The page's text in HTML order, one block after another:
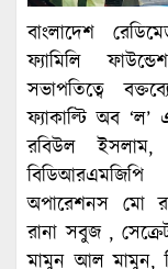
বাংলাদেশ
ফ্যামিলি
সভাপতিত্বে
ফ্যাকাল্টি অব
রবিউল
অপারেশনস মো
রানা সবুজ ,
মামুন আল মামুন,